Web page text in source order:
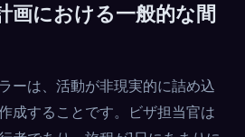
画における一般的な間
ーは、活動が非現実的に詰め込
成することです。ビザ担当官は